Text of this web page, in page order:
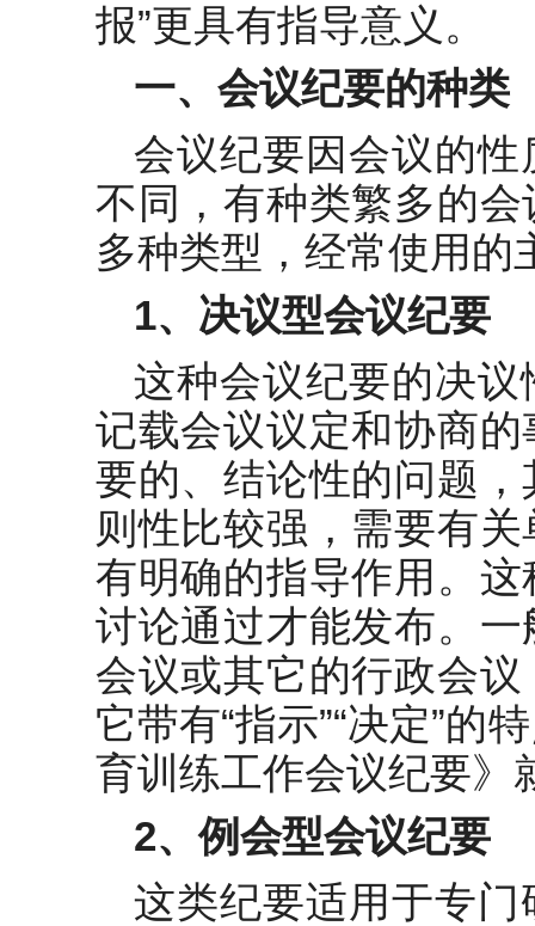
报”更具有指导意义。
一、会议纪要的种类
会议纪要因会议的
不同，有种类繁多的
多种类型，经常使用的
1、决议型会议纪要
这种会议纪要的决
记载会议议定和协商
要的、结论性的问题
则性比较强，需要有
有明确的指导作用。
讨论通过才能发布。
会议或其它的行政会
它带有“指示”“决定”的
育训练工作会议纪要》
2、例会型会议纪要
这类纪要适用于专